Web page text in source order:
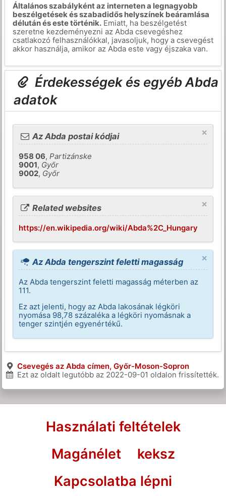
Általános szabályként az interneten a legnagyobb
beszélgetések és szabadidős helyszínek beáramlása
délután és este történik.Emiatt, ha beszélgetést
szeretne kezdeményezni az Abda csevegéshez
csatlakozó felhasználókkal, javasoljuk, hogy a csevegést
akkor használja, amikor az Abda este vagy éjszaka van.
Érdekességek és egyéb Abda
adatok
×
Az Abda postai kódjai
958 06,Partizánske
9001, Győr
9002, Győr
×
Related websites
https://en.wikipedia.org/wiki/Abda%2C_Hungary
×
Az Abda tengerszint feletti magasság
Az Abda tengerszint feletti magasság méterben az
111.
Ez azt jelenti, hogy az Abda lakosának légköri
nyomása 98,78 százaléka a légköri nyomásnak a
tenger szintjén egyenértékű.
Csevegés az Abda címen, Győr-Moson-Sopron
Ezt az oldalt legutóbb az 2022-09-01 oldalon frissítették.
Használati feltételek
Magánélet
keksz
Kapcsolatba lépni